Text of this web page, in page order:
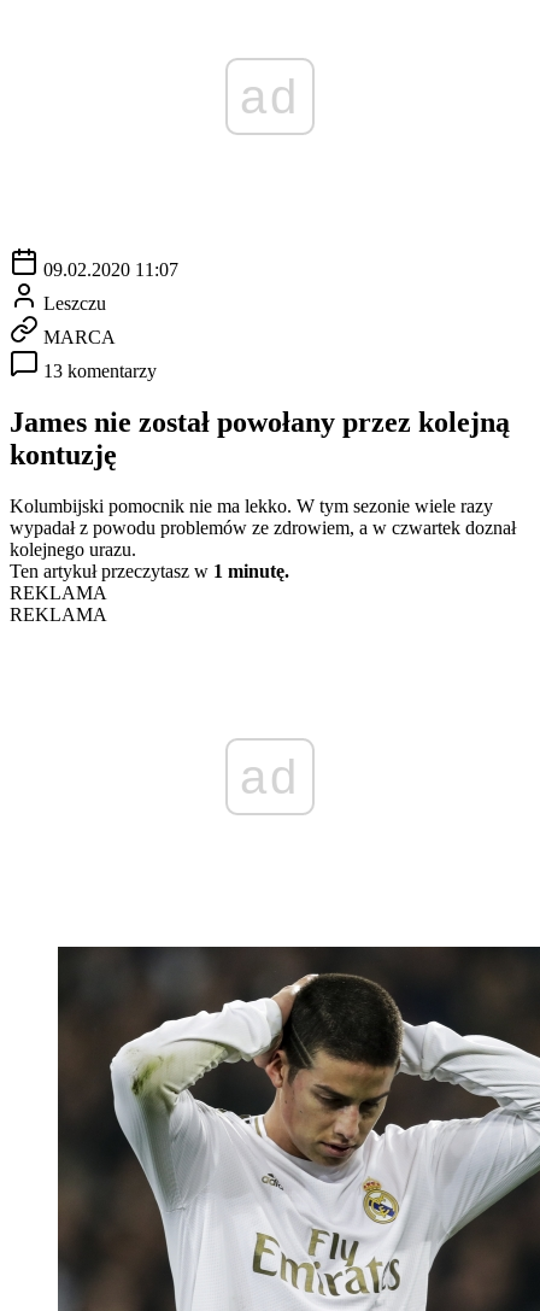
ad
09.02.2020 11:07
Leszczu
MARCA
13 komentarzy
James nie został powołany przez kolejną
kontuzję
Kolumbijski pomocnik nie ma lekko. W tym sezonie wiele razy
wypadał z powodu problemów ze zdrowiem, a w czwartek doznał
kolejnego urazu.
Ten artykuł przeczytasz w 1 minutę.
REKLAMA
REKLAMA
ad